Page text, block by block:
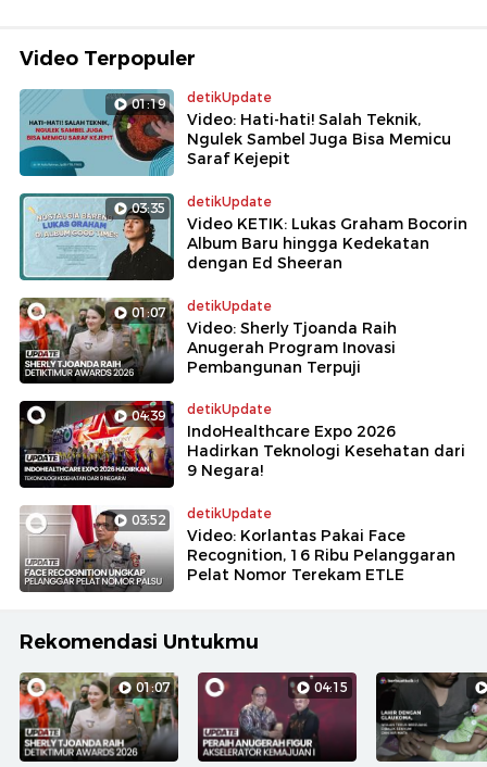
Video Terpopuler
01:19 detikUpdate
Video: Hati-hati! Salah Teknik,
Ngulek Sambel Juga Bisa Memicu
Saraf Kejepit
03:35 detikUpdate
Video KETIK: Lukas Graham Bocorin
Album Baru hingga Kedekatan
dengan Ed Sheeran
01:07 detikUpdate
Video: Sherly Tjoanda Raih
Anugerah Program Inovasi
Pembangunan Terpuji
04:39 detikUpdate
IndoHealthcare Expo 2026
Hadirkan Teknologi Kesehatan dari
9 Negara!
03:52 detikUpdate
Video: Korlantas Pakai Face
Recognition, 16 Ribu Pelanggaran
Pelat Nomor Terekam ETLE
Rekomendasi Untukmu
01:07 04:15